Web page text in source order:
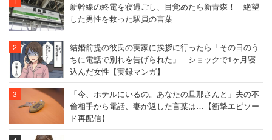
新幹線の終電を寝過ごし、目覚めたら新青森！ 絶望
した男性を救った駅員の言葉
結婚前提の彼氏の実家に挨拶に行ったら「その日のう
ちに電話で別れを告げられた」 ショックで1ヶ月寝
込んだ女性【実録マンガ】
「今、ホテルにいるの。あなたの旦那さんと」夫の不
倫相手から電話、妻が返した言葉は…【衝撃エピソー
ド再配信】